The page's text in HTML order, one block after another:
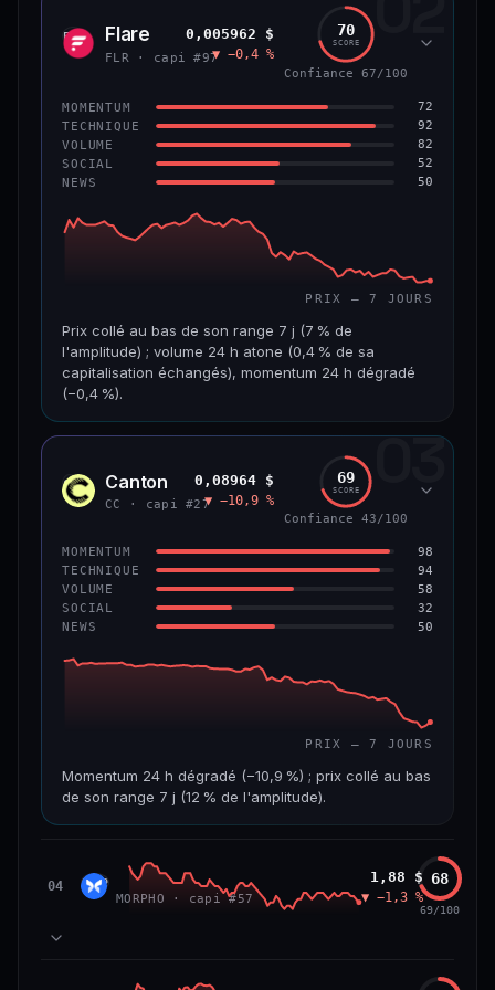
VAR. 7 J VAR. 30 J
+2,5 %
VS ATH
−45,9 %
CONFIANCE 65/100
FLR Flare
FLR · capi #97
0,005962 $
▼ −0,4 %
70
SCORE
Confiance 67/100
MOMENTUM 72
TECHNIQUE 92
VOLUME 82
SOCIAL 52
NEWS 50
PRIX — 7 JOURS
Prix collé au bas de son range 7 j (7 % de
l'amplitude) ; volume 24 h atone (0,4 % de sa
capitalisation échangés), momentum 24 h dégradé
(−0,4 %).
CAP. MARCHÉ VOLUME 24 H
VAR. 7 J VAR. 30 J
−8,8 %
VS ATH
−96,0 %
RANG CAPI.
#97
CONFIANCE 67/100
03
CC Canton
CC · capi #27
0,08964 $
▼ −10,9 %
69
SCORE
Confiance 43/100
MOMENTUM 98
TECHNIQUE 94
VOLUME 58
SOCIAL 32
NEWS 50
PRIX — 7 JOURS
Momentum 24 h dégradé (−10,9 %) ; prix collé au bas
de son range 7 j (12 % de l'amplitude).
3,5 Md$
VAR. 7 J VAR. 30 J
04 MORP Morpho
MORPHO · capi #57
1,88 $
▼ −1,3 %
68
69/100
84